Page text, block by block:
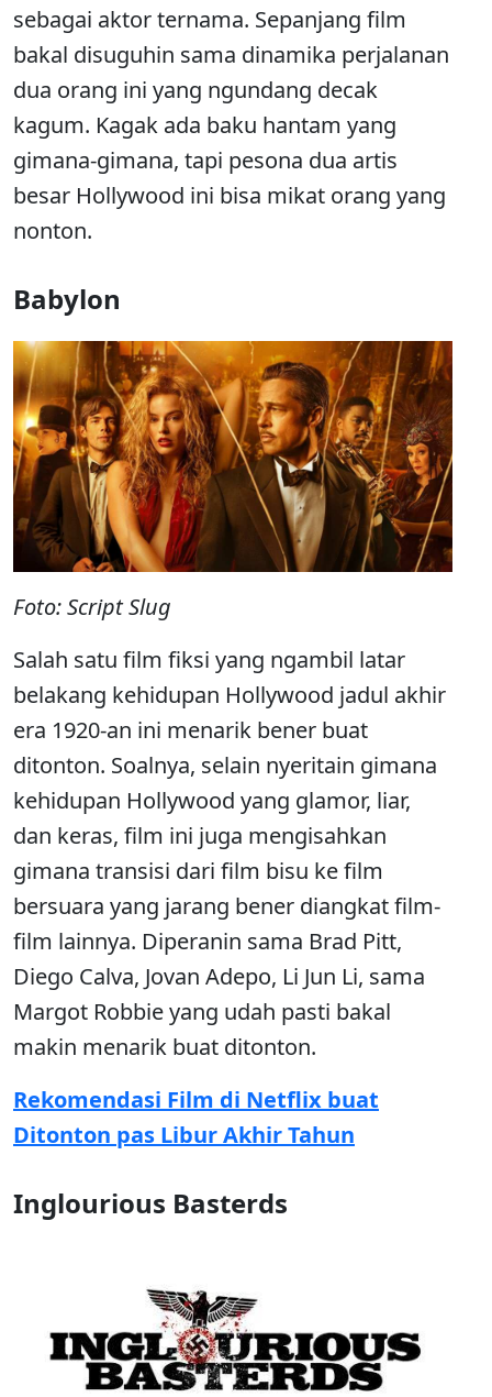
sebagai aktor ternama. Sepanjang film
bakal disuguhin sama dinamika perjalanan
dua orang ini yang ngundang decak
kagum. Kagak ada baku hantam yang
gimana-gimana, tapi pesona dua artis
besar Hollywood ini bisa mikat orang yang
nonton.
Babylon
Foto: Script Slug
Salah satu film fiksi yang ngambil latar
belakang kehidupan Hollywood jadul akhir
era 1920-an ini menarik bener buat
ditonton. Soalnya, selain nyeritain gimana
kehidupan Hollywood yang glamor, liar,
dan keras, film ini juga mengisahkan
gimana transisi dari film bisu ke film
bersuara yang jarang bener diangkat film-
film lainnya. Diperanin sama Brad Pitt,
Diego Calva, Jovan Adepo, Li Jun Li, sama
Margot Robbie yang udah pasti bakal
makin menarik buat ditonton.
Rekomendasi Film di Netflix buat
Ditonton pas Libur Akhir Tahun
Inglourious Basterds